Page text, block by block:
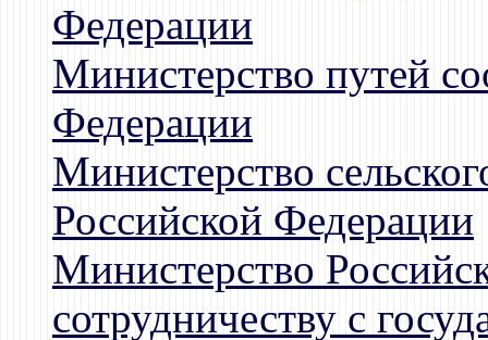
Федерации
Министерство путей
Федерации
Министерство
Российской Федерации
Министерство
сотрудничеству с